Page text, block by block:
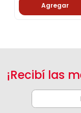
Agregar
¡Recibí las